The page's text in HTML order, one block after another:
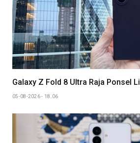
Galaxy Z Fold 8 Ultra Raja Ponsel
05-08-2026 - 18.06